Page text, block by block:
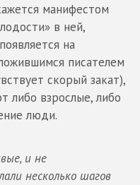
манифестом
в ней,
на
писателем
скорый закат),
либо взрослые, либо
люди.
и не
несколько шагов